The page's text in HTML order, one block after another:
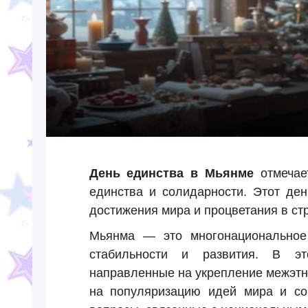
День единства в Мьянме
единства и солидарности. Этот
достижения мира и процветания в
Мьянма — это
стабильности и развития. В
направленные на укрепление
на популяризацию идей мира и